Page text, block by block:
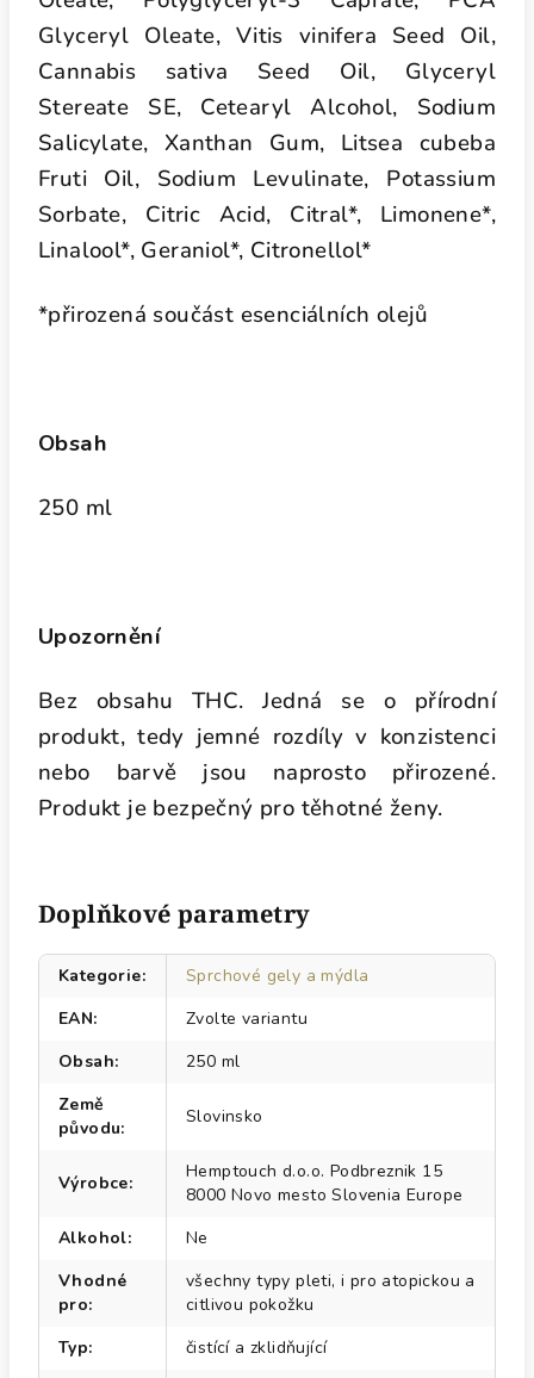
Glyceryl Oleate, Vitis vinifera Seed Oil,
Cannabis sativa Seed Oil, Glyceryl
Stereate SE, Cetearyl Alcohol, Sodium
Salicylate, Xanthan Gum, Litsea cubeba
Fruti Oil, Sodium Levulinate, Potassium
Sorbate, Citric Acid, Citral*, Limonene*,
Linalool*, Geraniol*, Citronellol*
*přirozená součást esenciálních olejů
Obsah
250 ml
Upozornění
Bez obsahu THC. Jedná se o přírodní
produkt, tedy jemné rozdíly v konzistenci
nebo barvě jsou naprosto přirozené.
Produkt je bezpečný pro těhotné ženy.
Doplňkové parametry
Kategorie:
Sprchové gely a mýdla
EAN:
Zvolte variantu
Obsah:
250 ml
Země
původu:
Slovinsko
Výrobce:
Hemptouch d.o.o. Podbreznik 15
8000 Novo mesto Slovenia Europe
Alkohol:
Ne
Vhodné
pro:
všechny typy pleti, i pro atopickou a
citlivou pokožku
Typ: čistící a zklidňující